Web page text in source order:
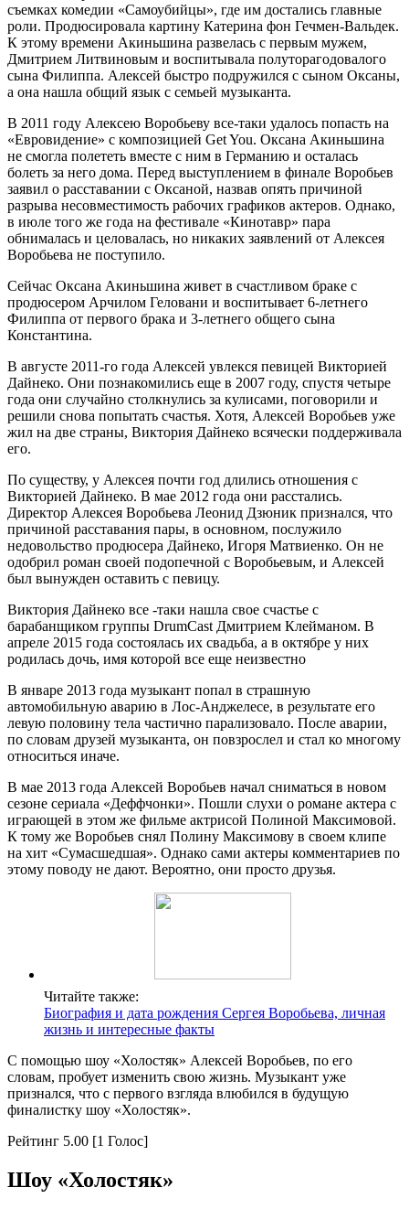
съемках комедии «Самоубийцы», где им достались главные
роли. Продюсировала картину Катерина фон Гечмен-Вальдек.
К этому времени Акиньшина развелась с первым мужем,
Дмитрием Литвиновым и воспитывала полуторагодовалого
сына Филиппа. Алексей быстро подружился с сыном Оксаны,
а она нашла общий язык с семьей музыканта.
В 2011 году Алексею Воробьеву все-таки удалось попасть на
«Евровидение» с композицией Get You. Оксана Акиньшина
не смогла полететь вместе с ним в Германию и осталась
болеть за него дома. Перед выступлением в финале Воробьев
заявил о расставании с Оксаной, назвав опять причиной
разрыва несовместимость рабочих графиков актеров. Однако,
в июле того же года на фестивале «Кинотавр» пара
обнималась и целовалась, но никаких заявлений от Алексея
Воробьева не поступило.
Сейчас Оксана Акиньшина живет в счастливом браке с
продюсером Арчилом Геловани и воспитывает 6-летнего
Филиппа от первого брака и 3-летнего общего сына
Константина.
В августе 2011-го года Алексей увлекся певицей Викторией
Дайнеко. Они познакомились еще в 2007 году, спустя четыре
года они случайно столкнулись за кулисами, поговорили и
решили снова попытать счастья. Хотя, Алексей Воробьев уже
жил на две страны, Виктория Дайнеко всячески поддерживала
его.
По существу, у Алексея почти год длились отношения с
Викторией Дайнеко. В мае 2012 года они расстались.
Директор Алексея Воробьева Леонид Дзюник признался, что
причиной расставания пары, в основном, послужило
недовольство продюсера Дайнеко, Игоря Матвиенко. Он не
одобрил роман своей подопечной с Воробьевым, и Алексей
был вынужден оставить с певицу.
Виктория Дайнеко все -таки нашла свое счастье с
барабанщиком группы DrumCast Дмитрием Клейманом. В
апреле 2015 года состоялась их свадьба, а в октябре у них
родилась дочь, имя которой все еще неизвестно
В январе 2013 года музыкант попал в страшную
автомобильную аварию в Лос-Анджелесе, в результате его
левую половину тела частично парализовало. После аварии,
по словам друзей музыканта, он повзрослел и стал ко многому
относиться иначе.
В мае 2013 года Алексей Воробьев начал сниматься в новом
сезоне сериала «Деффчонки». Пошли слухи о романе актера с
играющей в этом же фильме актрисой Полиной Максимовой.
К тому же Воробьев снял Полину Максимову в своем клипе
на хит «Сумасшедшая». Однако сами актеры комментариев по
этому поводу не дают. Вероятно, они просто друзья.
Читайте также:
Биография и дата рождения Сергея Воробьева, личная
жизнь и интересные факты
С помощью шоу «Холостяк» Алексей Воробьев, по его
словам, пробует изменить свою жизнь. Музыкант уже
признался, что с первого взгляда влюбился в будущую
финалистку шоу «Холостяк».
Рейтинг 5.00 [1 Голос]
Шоу «Холостяк»